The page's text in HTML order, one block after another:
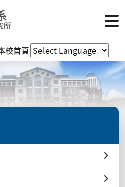
校首頁